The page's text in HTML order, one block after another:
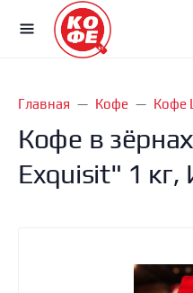
Главная Кофе Кофе
Кофе в
Exquisit" 1 кг,